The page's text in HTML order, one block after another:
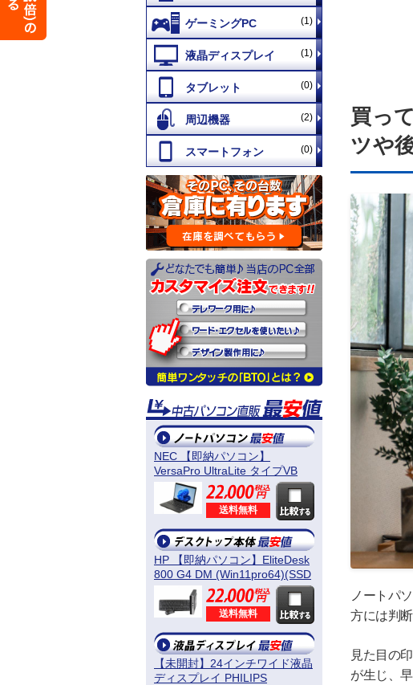
(1)
(1)
(0)
(2)
(0)
NEC 【即納パソコン】
VersaPro UltraLite タイプVB
(Win11pro64) 5N8
送料無料
HP 【即納パソコン】EliteDesk
800 G4 DM (Win11pro64)(SSD
新品) 5D8
送料無料
【未開封】24インチワイド液晶
ディスプレイ PHILIPS
買っ
ツや
ノートパ
方には判
見た目の
が生じ、